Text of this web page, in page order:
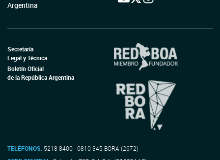
Argentina
Secretaría
Legal y Técnica
Boletín Oficial
de la República Argentina
TELÉFONOS: 5218-8400 - 0810-345-BORA (2672)